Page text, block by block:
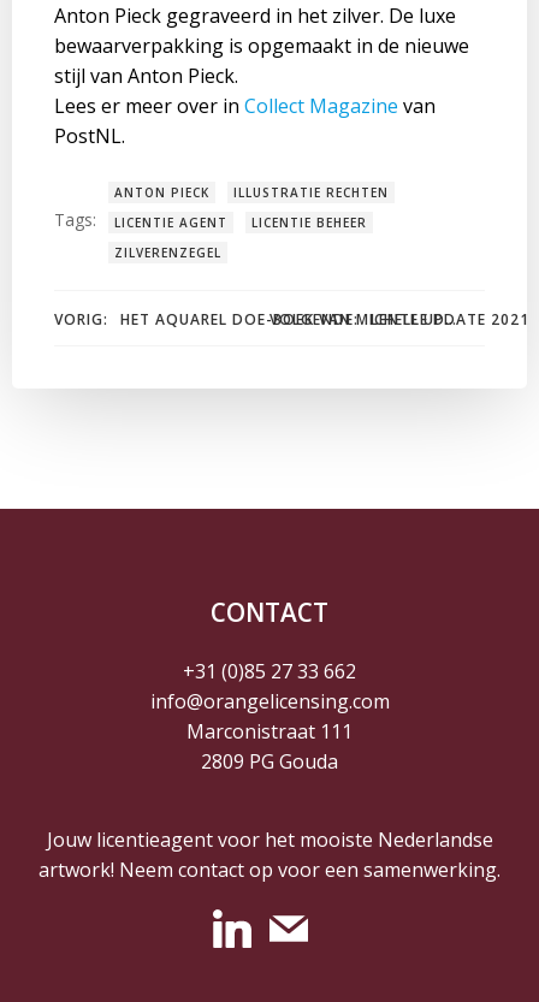
Anton Pieck gegraveerd in het zilver. De luxe
bewaarverpakking is opgemaakt in de nieuwe
stijl van Anton Pieck.
Lees er meer over in Collect Magazine van
PostNL.
Tags:
ANTON PIECK
ILLUSTRATIE RECHTEN
LICENTIE AGENT
LICENTIE BEHEER
ZILVERENZEGEL
Bericht
navigatie
VORIG: HET AQUAREL DOE-BOEK VAN MICHELLE DUJARDIN
Bericht
navigatie
VOLGENDE: LENTE UPDATE 2021
CONTACT
+31 (0)85 27 33 662
info@orangelicensing.com
Marconistraat 111
2809 PG Gouda
Jouw licentieagent voor het mooiste Nederlandse
artwork! Neem contact op voor een samenwerking.